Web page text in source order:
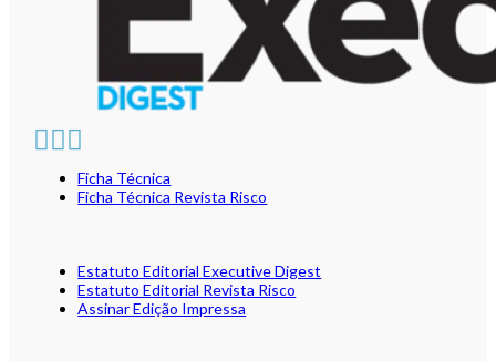
Ficha Técnica
Ficha Técnica Revista Risco
Estatuto Editorial Executive Digest
Estatuto Editorial Revista Risco
Assinar Edição Impressa